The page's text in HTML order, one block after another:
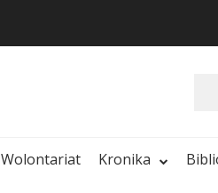
Wolontariat Kronika